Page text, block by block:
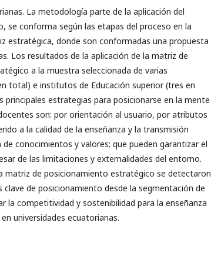
La metodología parte de la aplicación del
se conforma según las etapas del proceso en la
estratégica, donde son conformadas una propuesta
Los resultados de la aplicación de la matriz de
a la muestra seleccionada de varias
total) e institutos de Educación superior (tres en
principales estrategias para posicionarse en la mente
son: por orientación al usuario, por atributos
a la calidad de la enseñanza y la transmisión
conocimientos y valores; que pueden garantizar el
de las limitaciones y externalidades del entorno.
matriz de posicionamiento estratégico se detectaron
clave de posicionamiento desde la segmentación de
la competitividad y sostenibilidad para la enseñanza
universidades ecuatorianas.